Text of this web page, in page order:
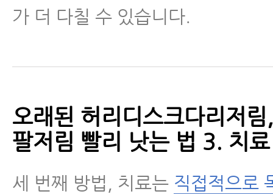
가 더 다칠 수 있습니다.
오래된 허리디스크다리저
팔저림 빨리 낫는 법 3. 치료
세 번째 방법, 치료는 직접적으로